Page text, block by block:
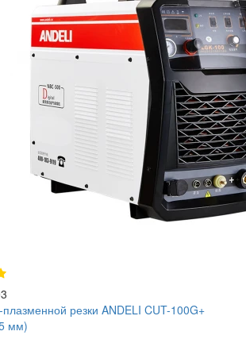
резки ANDELI CUT-100G+
мм)